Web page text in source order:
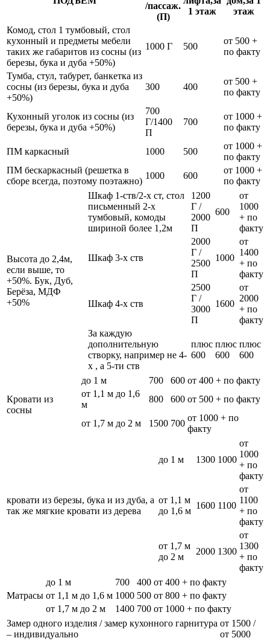
/пассаж.
(П)
1 этаж
этаж
Комод, стол 1 тумбовый, стол
кухонный и предметы мебели
таких же габаритов из сосны (из
березы, бука и дуба +50%)
1000 Г 500
от 500 +
по факту
Тумба, стул, табурет, банкетка из
сосны (из березы, бука и дуба
+50%)
300 400
от 500 +
по факту
Кухонный уголок из сосны (из
березы, бука и дуба +50%)
700
Г/1400
П
700
от 1000 +
по факту
ПМ каркасный 1000 500
от 1000 +
по факту
ПМ бескаркасный (решетка в
сборе всегда, поэтому поэтажно)
1000 600
от 1000 +
по факту
Высота до 2,4м,
если выше, то
+50%. Бук, Дуб,
Берёза, МДФ
+50%
Шкаф 1-ств/2-х ст, стол
письменный 2-х
тумбовый, комоды
шириной более 1,2м
1200
Г /
2000
П
600
от
1000
+ по
факту
Шкаф 3-х ств
2000
Г /
2500
П
1000
от
1400
+ по
факту
Шкаф 4-х ств
2500
Г /
3000
П
1600
от
2000
+ по
факту
За каждую
дополнительную
створку, например не 4-
х , а 5-ти ств
плюс
600
плюс
600
плюс
600
Кровати из
сосны
до 1 м 700 600 от 400 + по факту
от 1,1 м до 1,6
м
800 600 от 500 + по факту
от 1,7 м до 2 м 1500 700
от 1000 + по
факту
кровати из березы, бука и из дуба, а
так же мягкие кровати из дерева
до 1 м 1300 1000
от
1000
+ по
факту
от 1,1 м
до 1,6 м
1600 1100
от
1100
+ по
факту
от 1,7 м
до 2 м
2000 1300
от
1300
+ по
факту
Матрасы
до 1 м 700 400 от 400 + по факту
от 1,1 м до 1,6 м 1000 500 от 800 + по факту
от 1,7 м до 2 м
1400 700 от 1000 + по факту
Замер одного изделия / замер кухонного гарнитура
– индивидуально
от 1500 /
от 5000